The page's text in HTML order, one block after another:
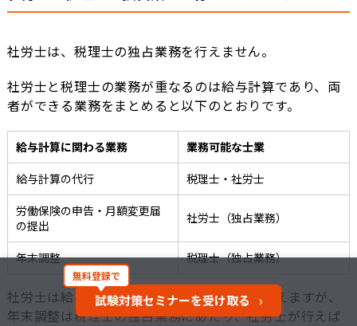
社労士は、税理士の独占業務を行えません。
社労士と税理士の業務が重なるのは給与計算であり、両
者ができる業務をまとめると以下のとおりです。
給与計算に関わる業務
業務可能な士業
給与計算の代行
税理士・社労士
労働保険の申告・月額変更届
の提出
社労士（独占業務）
年末調整 税理士（独占業務）
社労士は給与計算や社会保険等の手続きを行えますが、
年末調整は税理士の独占業務にあたり、社労士が行えば
無料登録で
試験対策セミナーを受け取る ›